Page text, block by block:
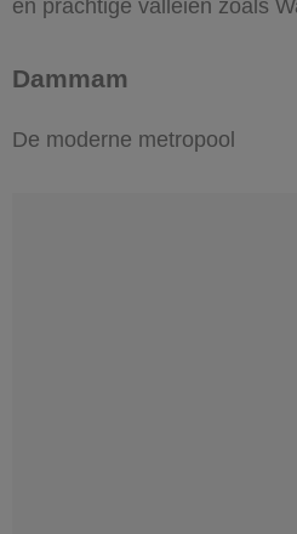
en prachtige valleien zoals
Dammam
De moderne metropool